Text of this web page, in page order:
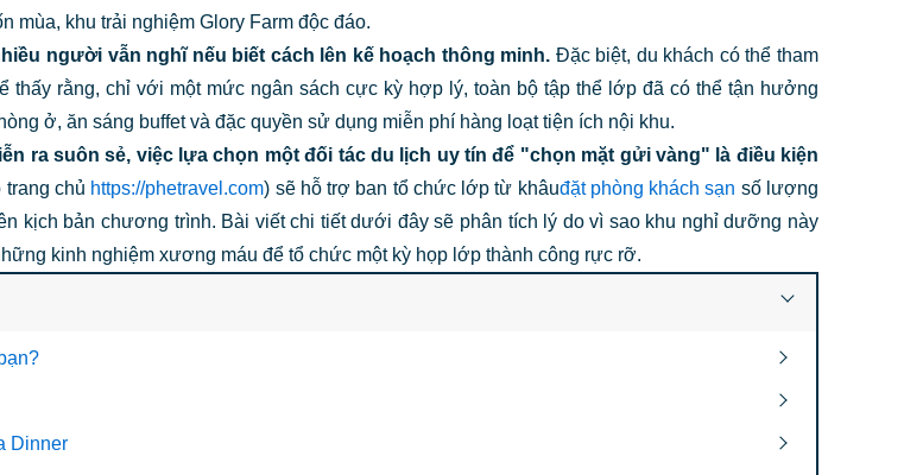
mùa, khu trải nghiệm Glory Farm độc đáo.
người vẫn nghĩ nếu biết cách lên kế hoạch thông minh. Đặc biệt, du khách có thể tham
thấy rằng, chỉ với một mức ngân sách cực kỳ hợp lý, toàn bộ tập thể lớp đã có thể tận hưởng
ở, ăn sáng buffet và đặc quyền sử dụng miễn phí hàng loạt tiện ích nội khu.
ra suôn sẻ, việc lựa chọn một đối tác du lịch uy tín để "chọn mặt gửi vàng" là điều kiện
chủ https://phetravel.com) sẽ hỗ trợ ban tổ chức lớp từ khâuđặt phòng khách sạn số lượng
kịch bản chương trình. Bài viết chi tiết dưới đây sẽ phân tích lý do vì sao khu nghỉ dưỡng này
kinh nghiệm xương máu để tổ chức một kỳ họp lớp thành công rực rỡ.
Dinner